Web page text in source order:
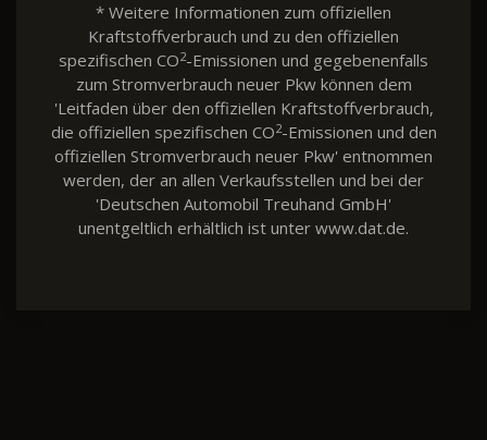
* Weitere Informationen zum offiziellen
Kraftstoffverbrauch und zu den offiziellen
spezifischen CO2-Emissionen und gegebenenfalls
zum Stromverbrauch neuer Pkw können dem
'Leitfaden über den offiziellen Kraftstoffverbrauch,
die offiziellen spezifischen CO2-Emissionen und den
offiziellen Stromverbrauch neuer Pkw' entnommen
werden, der an allen Verkaufsstellen und bei der
'Deutschen Automobil Treuhand GmbH'
unentgeltlich erhältlich ist unter www.dat.de.